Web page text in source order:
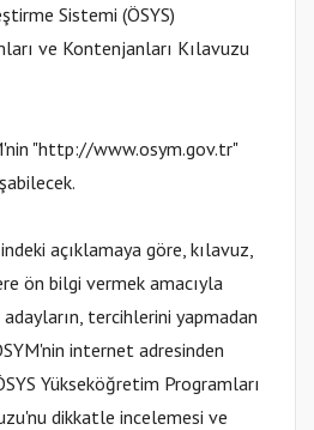
Sistemi (ÖSYS)
ve Kontenjanları Kılavuzu
"http://www.osym.gov.tr"
açıklamaya göre, kılavuz,
ön bilgi vermek amacıyla
tercihlerini yapmadan
internet adresinden
Yükseköğretim Programları
dikkatle incelemesi ve